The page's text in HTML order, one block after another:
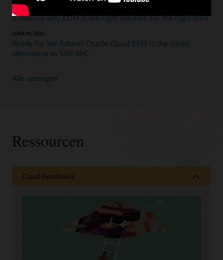
JUNE 12, 2025
3 reasons why EDM is the right solution for the right time
JUNE 10, 2025
Ready for the future? Oracle Cloud EPM is the smart
alternative to SAP BPC
Alle anzeigen
Ressourcen
Cloud Readiness